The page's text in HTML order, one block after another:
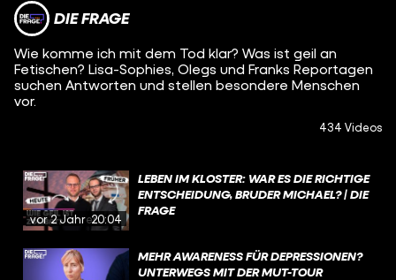
DIE FRAGE
Wie komme ich mit dem Tod klar? Was ist geil an
Fetischen? Lisa-Sophies, Olegs und Franks Reportagen
suchen Antworten und stellen besondere Menschen
vor.
434 Videos
vor 2 Jahren20:04
LEBEN IM KLOSTER: WAR ES DIE RICHTIGE
ENTSCHEIDUNG, BRUDER MICHAEL? | DIE
FRAGE
MEHR AWARENESS FÜR DEPRESSIONEN?
UNTERWEGS MIT DER MUT-TOUR